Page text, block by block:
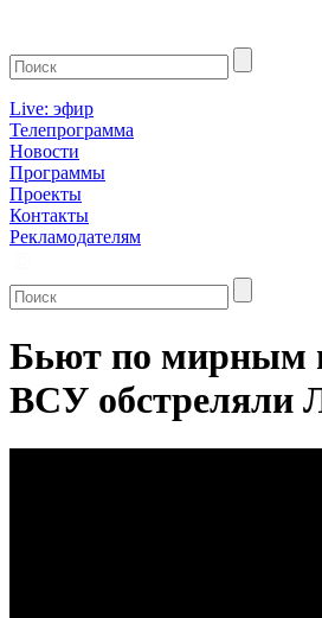
Live: эфир
Телепрограмма
Новости
Программы
Проекты
Контакты
Рекламодателям
Бьют по мирным
ВСУ обстреляли